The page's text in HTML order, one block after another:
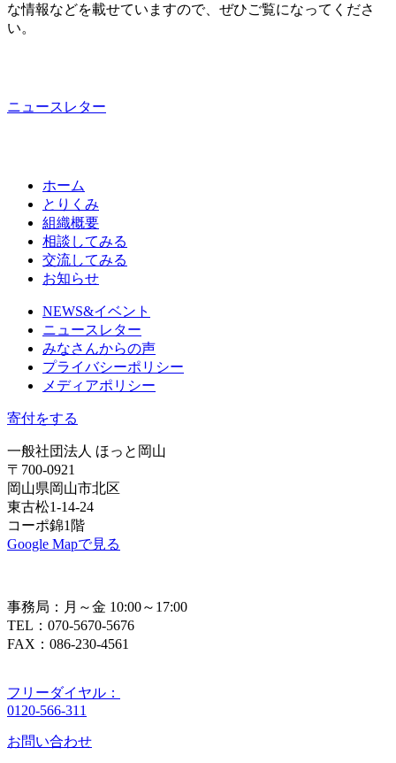
な情報などを載せていますので、ぜひご覧になってくださ
い。
ニュースレター
ホーム
とりくみ
組織概要
相談してみる
交流してみる
お知らせ
NEWS&イベント
ニュースレター
みなさんからの声
プライバシーポリシー
メディアポリシー
寄付をする
一般社団法人 ほっと岡山
〒700-0921
岡山県岡山市北区
東古松1-14-24
コーポ錦1階
Google Mapで見る
事務局：月～金 10:00～17:00
TEL：070-5670-5676
FAX：086-230-4561
フリーダイヤル：
0120-566-311
お問い合わせ